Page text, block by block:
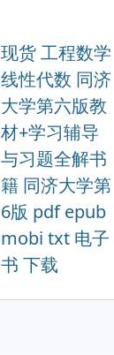
现货 工程数学
线性代数 同济
大学第六版教
材+学习辅导
与习题全解书
籍 同济大学第
6版 pdf epub
mobi txt 电子
书 下载